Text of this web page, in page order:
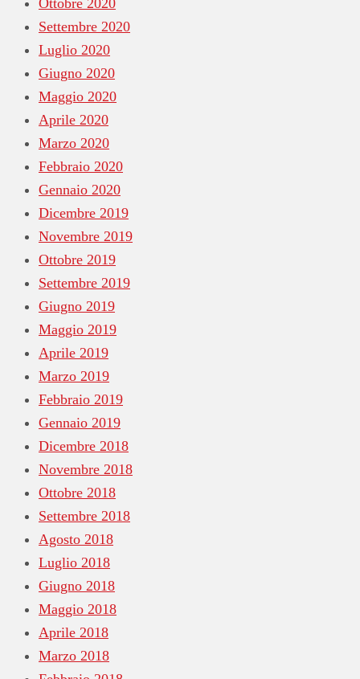
Settembre 2020
Luglio 2020
Giugno 2020
Maggio 2020
Aprile 2020
Marzo 2020
Febbraio 2020
Gennaio 2020
Dicembre 2019
Novembre 2019
Ottobre 2019
Settembre 2019
Giugno 2019
Maggio 2019
Aprile 2019
Marzo 2019
Febbraio 2019
Gennaio 2019
Dicembre 2018
Novembre 2018
Ottobre 2018
Settembre 2018
Agosto 2018
Luglio 2018
Giugno 2018
Maggio 2018
Aprile 2018
Marzo 2018